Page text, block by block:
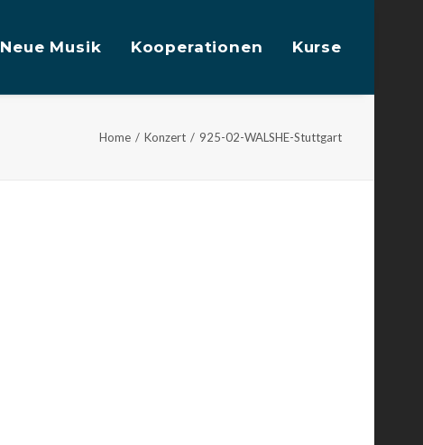
Neue Musik Kooperationen Kurse
Home Konzert 925-02-WALSHE-Stuttgart